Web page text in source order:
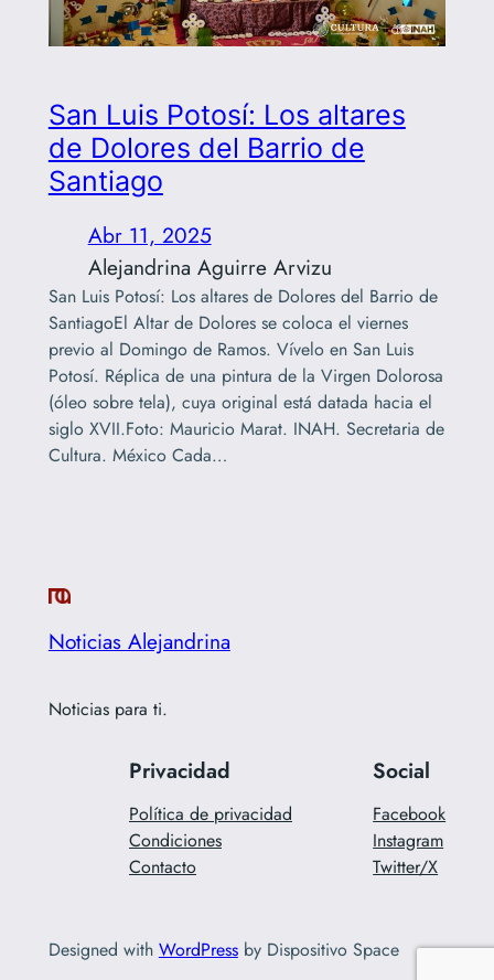
San Luis Potosí: Los altares
de Dolores del Barrio de
Santiago
Abr 11, 2025
Alejandrina Aguirre Arvizu
San Luis Potosí: Los altares de Dolores del Barrio de
SantiagoEl Altar de Dolores se coloca el viernes
previo al Domingo de Ramos. Vívelo en San Luis
Potosí. Réplica de una pintura de la Virgen Dolorosa
(óleo sobre tela), cuya original está datada hacia el
siglo XVII.Foto: Mauricio Marat. INAH. Secretaria de
Cultura. México Cada…
Noticias Alejandrina
Noticias para ti.
Privacidad
Política de privacidad
Condiciones
Contacto
Social
Facebook
Instagram
Twitter/X
Designed with WordPressby Dispositivo Space